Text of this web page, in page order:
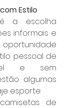
Estilo
a escolha
informais e
pessoal de
e sem
algumas
esporte:
de